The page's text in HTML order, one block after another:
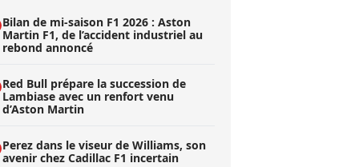
Bilan de mi-saison F1 2026 : Aston
Martin F1, de l’accident industriel au
rebond annoncé
Red Bull prépare la succession de
Lambiase avec un renfort venu
d’Aston Martin
Perez dans le viseur de Williams, son
avenir chez Cadillac F1 incertain